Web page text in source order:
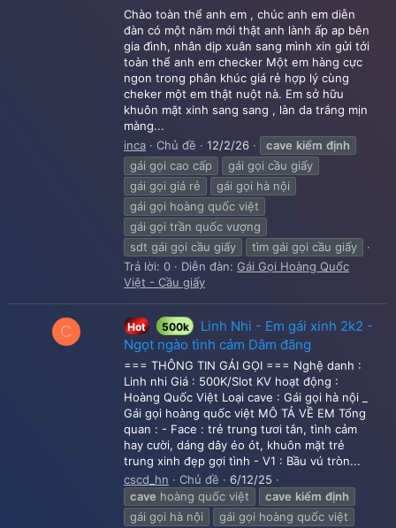
Chào toàn thể anh em , chúc anh em diễn
đàn có một năm mới thật anh lành ấp ap bên
gia đình, nhân dịp xuân sang mình xin gửi tới
toàn thể anh em checker Một em hàng cực
ngon trong phân khúc giá rẻ hợp lý cùng
cheker một em thật nuột nà. Em sở hữu
khuôn mặt xinh sang sang , làn da trắng mịn
màng...
inca
Chủ đề 12/2/26 cave kiểm định
gái gọi cao cấp
gái gọi cầu giấy
gái gọi giá rẻ
gái gọi hà nội
gái gọi hoàng quốc việt
gái gọi trần quốc vượng
sdt gái gọi cầu giấy
tìm gái gọi cầu giấy
Trả lời: 0
Diễn đàn: Gái Gọi Hoàng Quốc
Việt - Cầu giấy
C Hot 500k
Linh Nhi - Em gái xinh 2k2 -
Ngọt ngào tình cảm Dâm đãng
=== THÔNG TIN GÁI GỌI === Nghệ danh :
Linh nhi Giá : 500K/Slot KV hoạt động :
Hoàng Quốc Việt Loại cave : Gái gọi hà nội _
Gái gọi hoàng quốc việt MÔ TẢ VỀ EM Tổng
quan : - Face : trẻ trung tươi tắn, tình cảm
hay cười, dáng dây éo ót, khuôn mặt trẻ
trung xinh đẹp gợi tình - V1 : Bầu vú tròn...
cscd_hn
Chủ đề
6/12/25
cave hoàng quốc việt cave kiểm định
gái gọi hà nội
gái gọi hoàng quốc việt